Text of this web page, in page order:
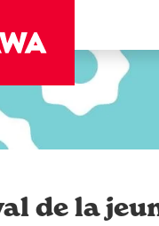
de la